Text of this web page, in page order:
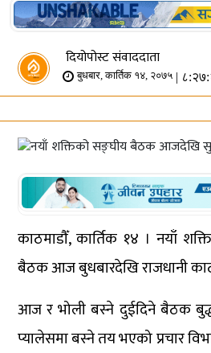
दियोपोस्ट संवाददाता
बुधबार, कार्तिक १४, २०७५ |
काठमाडौँ, कार्तिक १४ । नयाँ
बैठक आज बुधबारदेखि राजधानी
आज र भोली बस्ने दुईदिने बैठक
प्यालेसमा बस्ने तय भएको प्रचार